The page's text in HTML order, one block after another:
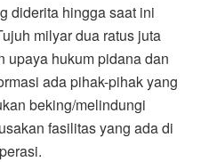
diderita hingga saat ini
milyar dua ratus juta
upaya hukum pidana dan
ada pihak-pihak yang
beking/melindungi
fasilitas yang ada di